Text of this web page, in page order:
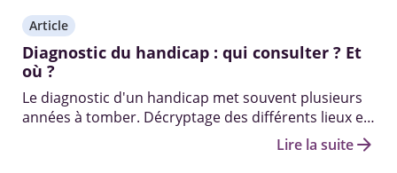
Article
Diagnostic du handicap : qui consulter ? Et
où ?
Le diagnostic d'un handicap met souvent plusieurs
années à tomber. Décryptage des différents lieux et
professionnels pour diagnostiquer un handicap.
Lire la suitearrow_forward